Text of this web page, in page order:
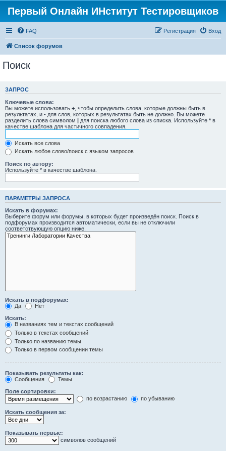
Первый Онлайн ИНститут Тестировщиков
FAQ Вход
Регистрация
Список форумов
Поиск
ЗАПРОС
Ключевые слова:
Вы можете использовать + , чтобы определить слова, которые должны быть в
результатах, и - для слов, которых в результатах быть не должно. Вы можете
разделить слова символом | для поиска любого слова из списка. Используйте * в
качестве шаблона для частичного совпадения.
Искать все слова
Искать любое слово/поиск с языком запросов
Поиск по автору:
Используйте * в качестве шаблона.
ПАРАМЕТРЫ ЗАПРОСА
Искать в форумах:
Выберите форум или форумы, в которых будет произведён поиск. Поиск в
подфорумах производится автоматически, если вы не отключили
соответствующую опцию ниже.
Искать в подфорумах:
Да
Нет
Искать:
В названиях тем и текстах сообщений
Только в текстах сообщений
Только по названию темы
Только в первом сообщении темы
Показывать результаты как:
Сообщения
Темы
Поле сортировки:
по возрастанию
по убыванию
Искать сообщения за:
Показывать первые:
символов сообщений